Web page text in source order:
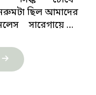
ছিল আমাদের
সারেগায়ে …
"সা-